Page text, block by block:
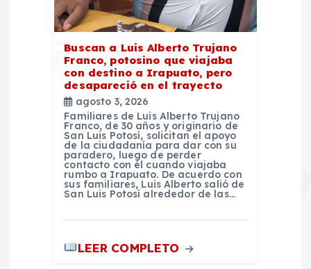
Buscan a Luis Alberto Trujano
Franco, potosino que viajaba
con destino a Irapuato, pero
desapareció en el trayecto
agosto 3, 2026
Familiares de Luis Alberto Trujano
Franco, de 30 años y originario de
San Luis Potosí, solicitan el apoyo
de la ciudadanía para dar con su
paradero, luego de perder
contacto con él cuando viajaba
rumbo a Irapuato. De acuerdo con
sus familiares, Luis Alberto salió de
San Luis Potosí alrededor de las…
LEER COMPLETO